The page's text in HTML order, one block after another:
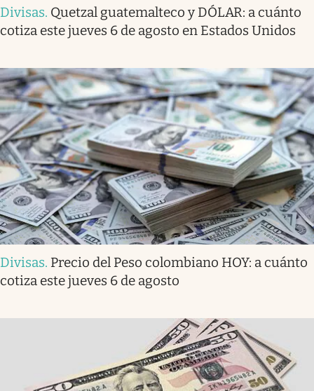
Divisas. Quetzal guatemalteco y DÓLAR: a cuánto
cotiza este jueves 6 de agosto en Estados Unidos
Divisas. Precio del Peso colombiano HOY: a cuánto
cotiza este jueves 6 de agosto